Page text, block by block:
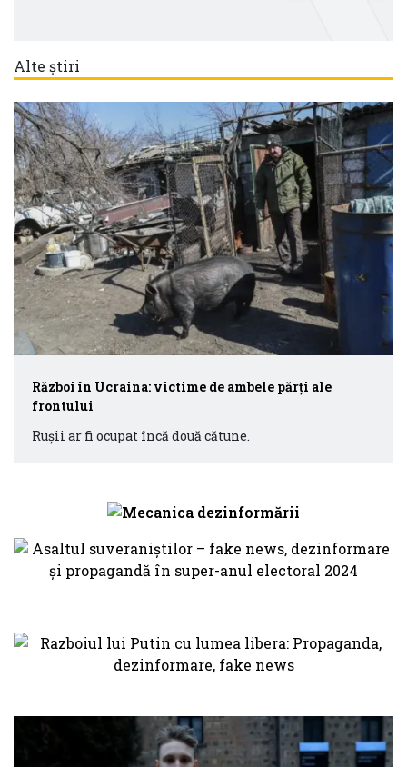
Alte știri
Război în Ucraina: victime de ambele părți ale
frontului
Rușii ar fi ocupat încă două cătune.